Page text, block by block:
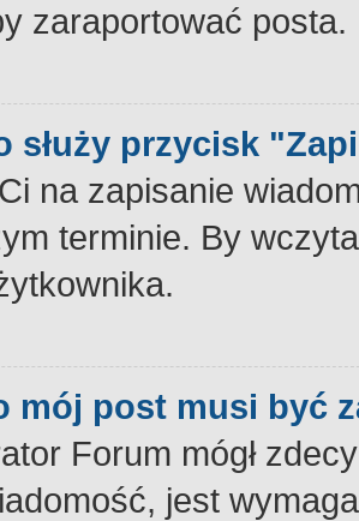
zaraportować posta.
służy przycisk
na zapisanie
terminie. By
mój post musi być
Forum mógł
jest